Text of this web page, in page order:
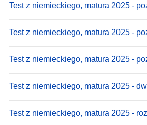
Test z niemieckiego, matura 2025 -
Test z niemieckiego, matura 2025 -
Test z niemieckiego, matura 2025 -
Test z niemieckiego, matura 2025 -
Test z niemieckiego, matura 2025 -